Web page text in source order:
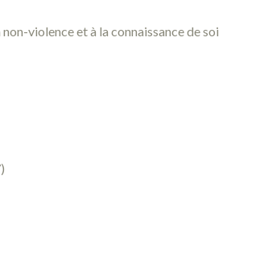
violence et à la connaissance de soi